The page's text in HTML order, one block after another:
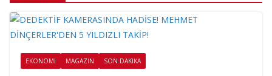
EKONOMI MAGAZIN SON DAKIKA